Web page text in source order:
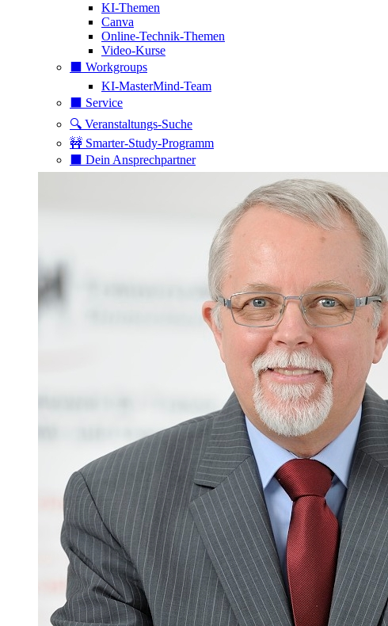
KI-Themen
Canva
Online-Technik-Themen
Video-Kurse
⬛️ Workgroups
KI-MasterMind-Team
⬛️ Service
🔍 Veranstaltungs-Suche
🚧 Smarter-Study-Programm
⬛️ Dein Ansprechpartner